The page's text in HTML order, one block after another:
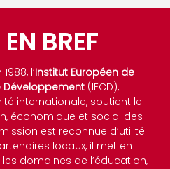
EN BREF
l’Institut Européen de
(IECD),
internationale, soutient le
économique et social des
est reconnue d’utilité
locaux, il met en
domaines de l’éducation,